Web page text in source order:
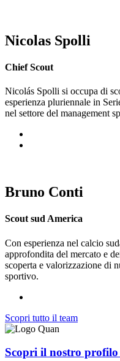
Nicolas Spolli
Chief Scout
Nicolás Spolli si occupa di
esperienza pluriennale in
nel settore del management
Bruno Conti
Scout sud America
Con esperienza nel calcio
approfondita del mercato e
scoperta e valorizzazione di
sportivo.
Scopri tutto il team
Scopri il nostro